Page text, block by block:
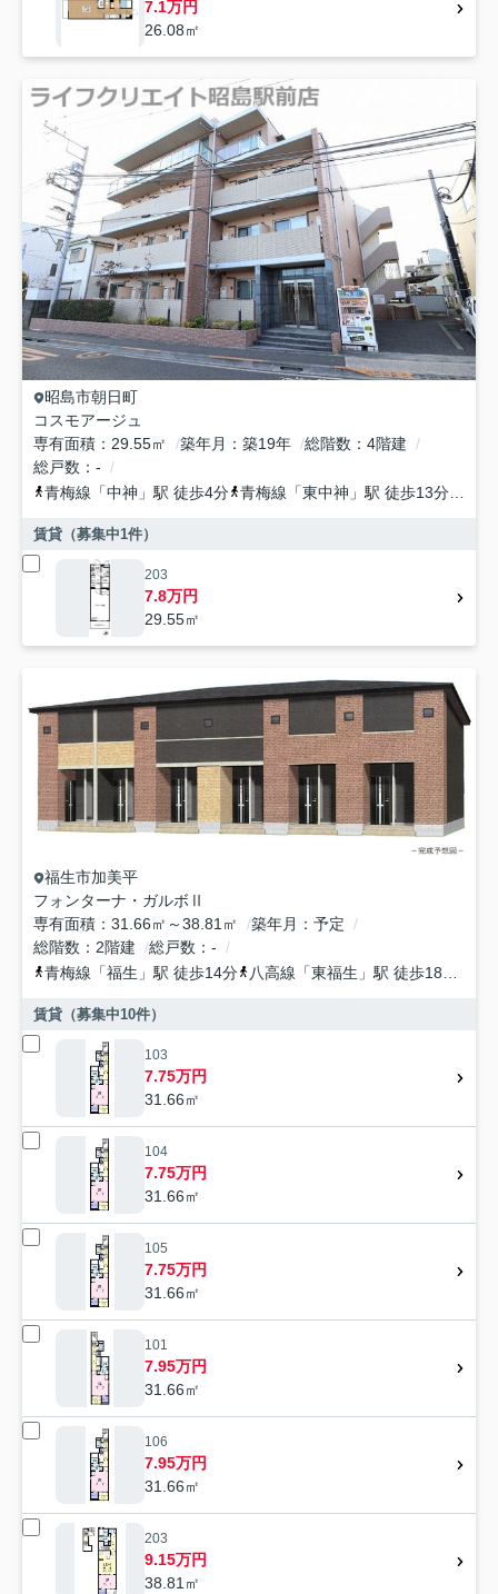
7.1万円
26.08㎡
昭島市朝日町
コスモアージュ
専有面積
29.55㎡ 築年月 築19年 総階数
4階建
総戸数
-
青梅線 「中神 」駅 徒歩4分 青梅線 「東中神 」駅 徒歩13分 青梅
賃貸（募集中1件）
203
7.8万円
29.55㎡
福生市加美平
フォンターナ・ガルボⅡ
専有面積
31.66㎡～38.81㎡ 築年月
予定
総階数
2階建 総戸数
-
青梅線 「福生 」駅 徒歩14分 八高線 「東福生 」駅 徒歩18分
賃貸（募集中10件）
103
7.75万円
31.66㎡
104
7.75万円
31.66㎡
105
7.75万円
31.66㎡
101
7.95万円
31.66㎡
106
7.95万円
31.66㎡
203
9.15万円
38.81㎡